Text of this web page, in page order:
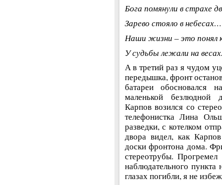
Бога помянули в страхе
Зарево стояло в небесах…
Наши жизни – это
У судьбы лежали на
А в третий раз я чудом
передышка, фронт
батареи обосновался
маленькой безлюдной
Карпов возился со
телефонистка Лина
разведки, с котелком
двора видел, как
доски фронтона дома.
стереотрубы.
наблюдательного
глазах погибли, я не